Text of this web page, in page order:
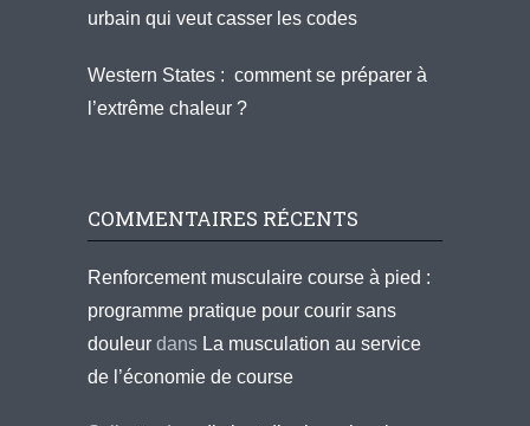
urbain qui veut casser les codes
Western States : comment se préparer à
l’extrême chaleur ?
COMMENTAIRES RÉCENTS
Renforcement musculaire course à pied :
programme pratique pour courir sans
douleur dans La musculation au service
de l’économie de course